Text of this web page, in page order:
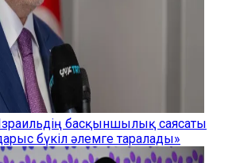
басқыншылық саясаты
бүкіл әлемге таралады»